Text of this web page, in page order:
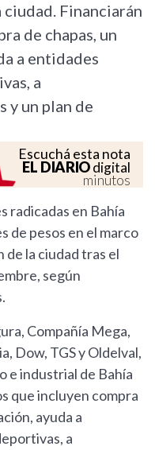
Financiarán
de chapas, un
a entidades
a
y un plan de
Escuchá esta nota
EL DIARIOdigital
minutos
radicadas en Bahía
de pesos en el marco
la ciudad tras el
según
Compañía Mega,
Dow, TGS y Oldelval,
e industrial de Bahía
que incluyen compra
ayuda a
a